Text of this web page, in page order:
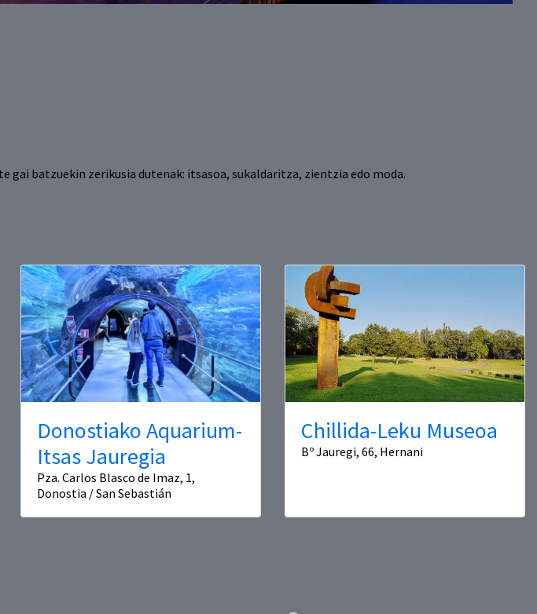
gai batzuekin zerikusia dutenak: itsasoa, sukaldaritza, zientzia edo moda.
Donostiako Aquarium-
Itsas Jauregia
Pza. Carlos Blasco de Imaz, 1,
Donostia / San Sebastián
Chillida-Leku Museoa
Bº Jauregi, 66, Hernani